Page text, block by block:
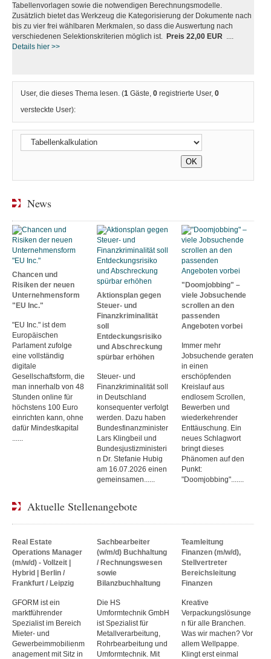
Tabellenvorlagen sowie die notwendigen Berechnungsmodelle.
Zusätzlich bietet das Werkzeug die Kategorisierung der Dokumente nach
bis zu vier frei wählbaren Merkmalen, so dass die Auswertung nach
verschiedenen Selektionskriterien möglich ist. Preis 22,00 EUR
Details hier >>
User, die dieses Thema lesen. (1 Gäste,0 registrierte User,0
versteckte User):
News
Chancen und
Risiken der neuen
Unternehmensform
"EU Inc."
"EU Inc." ist dem
Europäischen
Parlament zufolge
eine vollständig
digitale
Gesellschaftsform, die
man innerhalb von 48
Stunden online für
höchstens 100 Euro
einrichten kann, ohne
dafür Mindestkapital
Aktionsplan gegen
Steuer- und
Finanzkriminalität
soll
Entdeckungsrisiko
und Abschreckung
spürbar erhöhen
Steuer- und
Finanzkriminalität soll
in Deutschland
konsequenter verfolgt
werden. Dazu haben
Bundesfinanzminister
Lars Klingbeil und
Bundesjustizministeri
n Dr. Stefanie Hubig
am 16.07.2026 einen
gemeinsamen......
"Doomjobbing" –
viele Jobsuchende
scrollen an den
passenden
Angeboten vorbei
Immer mehr
Jobsuchende geraten
in einen
erschöpfenden
Kreislauf aus
endlosem Scrollen,
Bewerben und
wiederkehrender
Enttäuschung. Ein
neues Schlagwort
bringt dieses
Phänomen auf den
Punkt:
"Doomjobbing".......
Aktuelle Stellenangebote
Real Estate
Operations Manager
(m/w/d) - Vollzeit |
Hybrid | Berlin /
Frankfurt / Leipzig
GFORM ist ein
marktführender
Spezialist im Bereich
Mieter- und
Gewerbeimmobilienm
anagement mit Sitz in
Sachbearbeiter
(w/m/d) Buchhaltung
/ Rechnungswesen
sowie
Bilanzbuchhaltung
Die HS
Umformtechnik GmbH
ist Spezialist für
Metallverarbeitung,
Rohrbearbeitung und
Umformtechnik. Mit
Teamleitung
Finanzen (m/w/d),
Stellvertreter
Bereichsleitung
Finanzen
Kreative
Verpackungslösunge
n für alle Branchen.
Was wir machen? Vor
allem Wellpappe.
Klingt erst einmal